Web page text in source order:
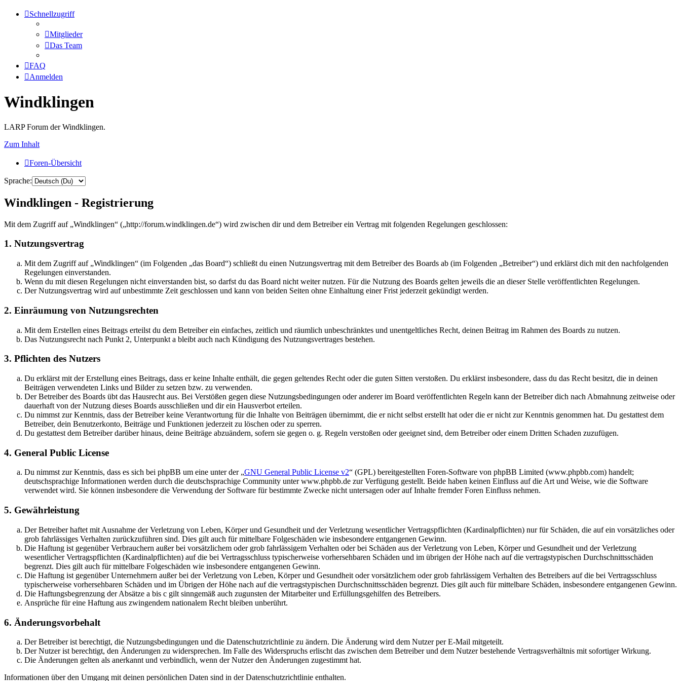
Schnellzugriff
Mitglieder
Das Team
FAQ
Anmelden
Windklingen
LARP Forum der Windklingen.
Zum Inhalt
Foren-Übersicht
Sprache:
Windklingen - Registrierung
Mit dem Zugriff auf „Windklingen“ („http://forum.windklingen.de“) wird zwischen dir und dem Betreiber ein Vertrag mit folgenden Regelungen geschlossen:
1. Nutzungsvertrag
Mit dem Zugriff auf „Windklingen“ (im Folgenden „das Board“) schließt du einen Nutzungsvertrag mit dem Betreiber des Boards ab (im Folgenden „Betreiber“) und erklärst dich mit den nachfolgenden
Regelungen einverstanden.
Wenn du mit diesen Regelungen nicht einverstanden bist, so darfst du das Board nicht weiter nutzen. Für die Nutzung des Boards gelten jeweils die an dieser Stelle veröffentlichten Regelungen.
Der Nutzungsvertrag wird auf unbestimmte Zeit geschlossen und kann von beiden Seiten ohne Einhaltung einer Frist jederzeit gekündigt werden.
2. Einräumung von Nutzungsrechten
Mit dem Erstellen eines Beitrags erteilst du dem Betreiber ein einfaches, zeitlich und räumlich unbeschränktes und unentgeltliches Recht, deinen Beitrag im Rahmen des Boards zu nutzen.
Das Nutzungsrecht nach Punkt 2, Unterpunkt a bleibt auch nach Kündigung des Nutzungsvertrages bestehen.
3. Pflichten des Nutzers
Du erklärst mit der Erstellung eines Beitrags, dass er keine Inhalte enthält, die gegen geltendes Recht oder die guten Sitten verstoßen. Du erklärst insbesondere, dass du das Recht besitzt, die in deinen
Beiträgen verwendeten Links und Bilder zu setzen bzw. zu verwenden.
Der Betreiber des Boards übt das Hausrecht aus. Bei Verstößen gegen diese Nutzungsbedingungen oder anderer im Board veröffentlichten Regeln kann der Betreiber dich nach Abmahnung zeitweise oder
dauerhaft von der Nutzung dieses Boards ausschließen und dir ein Hausverbot erteilen.
Du nimmst zur Kenntnis, dass der Betreiber keine Verantwortung für die Inhalte von Beiträgen übernimmt, die er nicht selbst erstellt hat oder die er nicht zur Kenntnis genommen hat. Du gestattest dem
Betreiber, dein Benutzerkonto, Beiträge und Funktionen jederzeit zu löschen oder zu sperren.
Du gestattest dem Betreiber darüber hinaus, deine Beiträge abzuändern, sofern sie gegen o. g. Regeln verstoßen oder geeignet sind, dem Betreiber oder einem Dritten Schaden zuzufügen.
4. General Public License
Du nimmst zur Kenntnis, dass es sich bei phpBB um eine unter der „GNU General Public License v2“ (GPL) bereitgestellten Foren-Software von phpBB Limited (www.phpbb.com) handelt;
deutschsprachige Informationen werden durch die deutschsprachige Community unter www.phpbb.de zur Verfügung gestellt. Beide haben keinen Einfluss auf die Art und Weise, wie die Software
verwendet wird. Sie können insbesondere die Verwendung der Software für bestimmte Zwecke nicht untersagen oder auf Inhalte fremder Foren Einfluss nehmen.
5. Gewährleistung
Der Betreiber haftet mit Ausnahme der Verletzung von Leben, Körper und Gesundheit und der Verletzung wesentlicher Vertragspflichten (Kardinalpflichten) nur für Schäden, die auf ein vorsätzliches oder
grob fahrlässiges Verhalten zurückzuführen sind. Dies gilt auch für mittelbare Folgeschäden wie insbesondere entgangenen Gewinn.
Die Haftung ist gegenüber Verbrauchern außer bei vorsätzlichem oder grob fahrlässigem Verhalten oder bei Schäden aus der Verletzung von Leben, Körper und Gesundheit und der Verletzung
wesentlicher Vertragspflichten (Kardinalpflichten) auf die bei Vertragsschluss typischerweise vorhersehbaren Schäden und im übrigen der Höhe nach auf die vertragstypischen Durchschnittsschäden
begrenzt. Dies gilt auch für mittelbare Folgeschäden wie insbesondere entgangenen Gewinn.
Die Haftung ist gegenüber Unternehmern außer bei der Verletzung von Leben, Körper und Gesundheit oder vorsätzlichem oder grob fahrlässigem Verhalten des Betreibers auf die bei Vertragsschluss
typischerweise vorhersehbaren Schäden und im Übrigen der Höhe nach auf die vertragstypischen Durchschnittsschäden begrenzt. Dies gilt auch für mittelbare Schäden, insbesondere entgangenen Gewinn.
Die Haftungsbegrenzung der Absätze a bis c gilt sinngemäß auch zugunsten der Mitarbeiter und Erfüllungsgehilfen des Betreibers.
Ansprüche für eine Haftung aus zwingendem nationalem Recht bleiben unberührt.
6. Änderungsvorbehalt
Der Betreiber ist berechtigt, die Nutzungsbedingungen und die Datenschutzrichtlinie zu ändern. Die Änderung wird dem Nutzer per E-Mail mitgeteilt.
Der Nutzer ist berechtigt, den Änderungen zu widersprechen. Im Falle des Widerspruchs erlischt das zwischen dem Betreiber und dem Nutzer bestehende Vertragsverhältnis mit sofortiger Wirkung.
Die Änderungen gelten als anerkannt und verbindlich, wenn der Nutzer den Änderungen zugestimmt hat.
Informationen über den Umgang mit deinen persönlichen Daten sind in der Datenschutzrichtlinie enthalten.